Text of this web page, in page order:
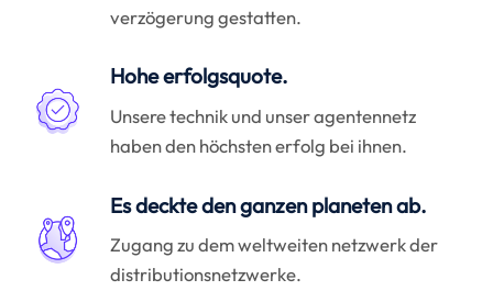
verzögerung gestatten.
Hohe erfolgsquote.
Unsere technik und unser agentennetz
haben den höchsten erfolg bei ihnen.
Es deckte den ganzen planeten ab.
Zugang zu dem weltweiten netzwerk der
distributionsnetzwerke.